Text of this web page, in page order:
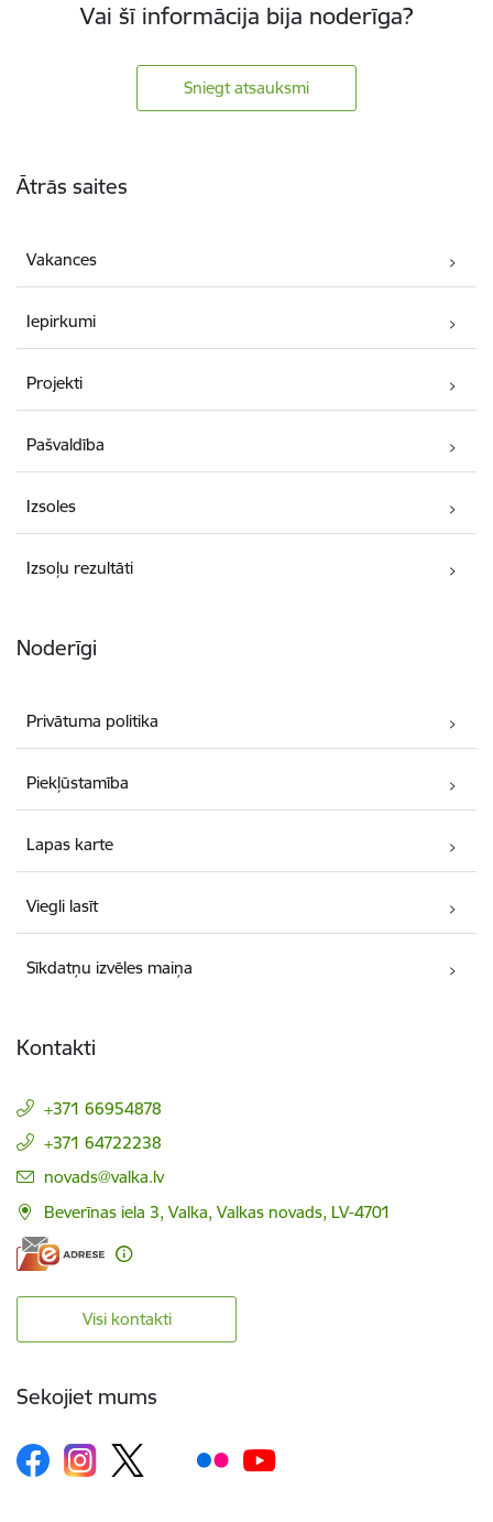
Vai šī informācija bija noderīga?
Sniegt atsauksmi
Ātrās saites
Vakances
Iepirkumi
Projekti
Pašvaldība
Izsoles
Izsoļu rezultāti
Noderīgi
Privātuma politika
Piekļūstamība
Lapas karte
Viegli lasīt
Sīkdatņu izvēles maiņa
Kontakti
+371 66954878
+371 64722238
E-pasts:
novads@valka.lv
Beverīnas iela 3, Valka, Valkas novads, LV-4701
Visi kontakti
Sekojiet mums